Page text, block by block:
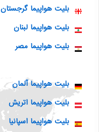
بلیت هواپیما گرجستان
بلیت هواپیما لبنان
بلیت هواپیما مصر
بلیت هواپیما آلمان
بلیت هواپیما اتریش
بلیت هواپیما اسپانیا